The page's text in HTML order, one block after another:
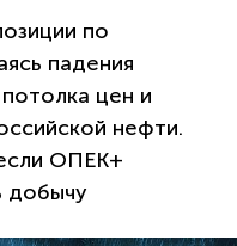
по
падения
цен и
нефти.
ОПЕК+
добычу